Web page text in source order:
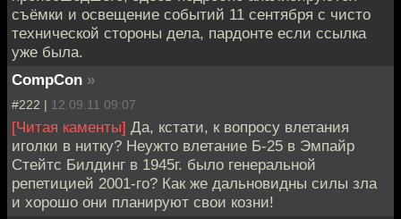
съёмки и освещение событий 11 сентября с чисто
технической стороны дела, пардонте если ссылка
уже была.
CompCon »
#222 | 12.09.11 09:07
[Читая каменты] Да, кстати, к вопросу влетания
иголки в нитку? Неужто влетание Б-25 в Эмпайр
Стейтс Билдинг в 1945г. было генеральной
репетицией 2001-го? Как же дальновидны силы зла
и хорошо они планируют свои козни!